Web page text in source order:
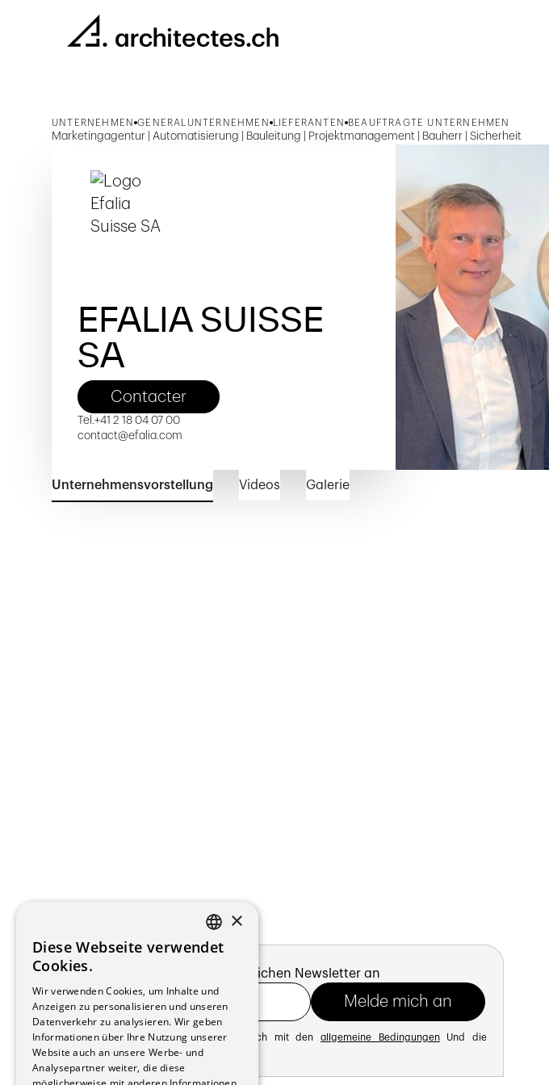
UNTERNEHMEN GENERALUNTERNEHMEN LIEFERANTEN BEAUFTRAGTE UNTERNEHMEN
Marketingagentur | Automatisierung | Bauleitung | Projektmanagement | Bauherr | Sicherheit
EFALIA SUISSE
SA
Contacter
Tel.+41 2 18 04 07 00
contact@efalia.com
Unternehmensvorstellung Videos Galerie
Melde dich für unseren monatlichen Newsletter an
Mit der Registrierung erklären Sie sich mit denallgemeine BedingungenUnd die
Datenschutzrichtlinie
FRENCH
×
Diese Webseite verwendet
Cookies.
Wir verwenden Cookies, um Inhalte und
Anzeigen zu personalisieren und unseren
Datenverkehr zu analysieren. Wir geben
Informationen über Ihre Nutzung unserer
Website auch an unsere Werbe- und
Analysepartner weiter, die diese